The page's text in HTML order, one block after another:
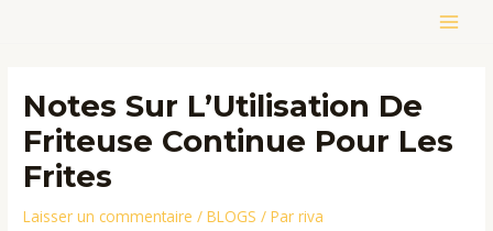
MAIN
Notes Sur L’Utilisation De
Friteuse Continue Pour Les
Frites
Laisser un commentaire /BLOGS / Parriva